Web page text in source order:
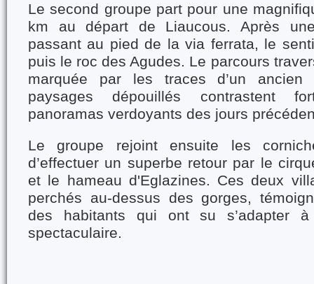
Le second groupe part pour une
km au départ de Liaucous. Après
passant au pied de la via ferrata, le
puis le roc des Agudes. Le parcours
marquée par les traces d’un ancien
paysages dépouillés contrastent
panoramas verdoyants des jours
Le groupe rejoint ensuite les
d’effectuer un superbe retour par le
et le hameau d'Eglazines. Ces deux
perchés au-dessus des gorges,
des habitants qui ont su s’adapter à
spectaculaire.